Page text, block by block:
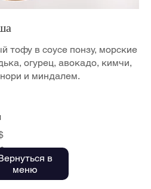
тофу в соусе понзу, морские
огурец, авокадо, кимчи,
и миндалем.
$
в
меню